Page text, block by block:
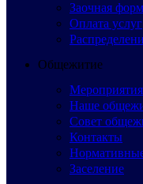
Заочная
Оплата услуг
Общежитие
Мероприятия
Наше
Совет
Контакты
Заселение